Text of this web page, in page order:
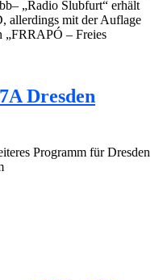
„Radio Slubfurt“ erhält
allerdings mit der Auflage
– Freies
Dresden
Programm für Dresden